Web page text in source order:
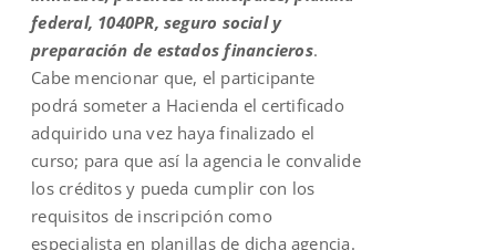
federal, 1040PR, seguro social y
preparación de estados financieros.
Cabe mencionar que, el participante
podrá someter a Hacienda el certificado
adquirido una vez haya finalizado el
curso; para que así la agencia le convalide
los créditos y pueda cumplir con los
requisitos de inscripción como
especialista en planillas de dicha agencia.